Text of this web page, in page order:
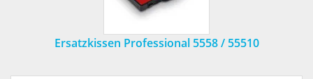
Ersatzkissen Professional 5558 / 55510